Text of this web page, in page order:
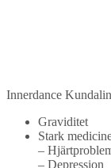
Innerdance
Graviditet
Stark
–
– Depression